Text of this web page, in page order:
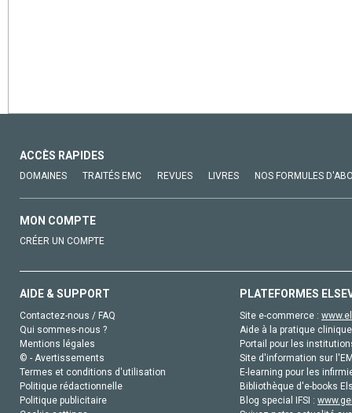
ACCÈS RAPIDES
DOMAINES TRAITÉS EMC REVUES LIVRES NOS FORMULES
MON COMPTE
CRÉER UN COMPTE
AIDE & SUPPORT
Contactez-nous / FAQ
Qui sommes-nous ?
Mentions légales
© - Avertissements
Termes et conditions d'utilisation
Politique rédactionnelle
Politique publicitaire
PLATEFORMES
Site e-commerce :
Aide à la pratique
Portail pour les
Site d'information sur
E-learning pour les
Bibliothèque d'e-books
Blog special IFSI :